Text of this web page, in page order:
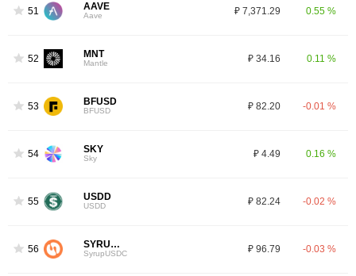
51 AAVE
Aave ₽ 7,371.29 0.55 %
52 MNT
Mantle ₽ 34.16 0.11 %
53 BFUSD
BFUSD ₽ 82.20 -0.01 %
54 SKY
Sky ₽ 4.49 0.16 %
55 USDD
USDD ₽ 82.24 -0.02 %
56 SYRUPUSDC
SyrupUSDC ₽ 96.79 -0.03 %